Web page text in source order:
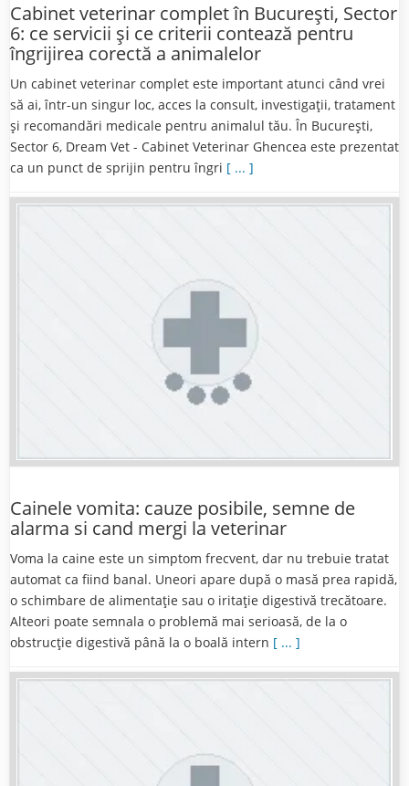
Cabinet veterinar complet în București, Sector
6: ce servicii și ce criterii contează pentru
îngrijirea corectă a animalelor
Un cabinet veterinar complet este important atunci când vrei
să ai, într-un singur loc, acces la consult, investigații, tratament
și recomandări medicale pentru animalul tău. În București,
Sector 6, Dream Vet - Cabinet Veterinar Ghencea este prezentat
ca un punct de sprijin pentru îngri [ ... ]
Cainele vomita: cauze posibile, semne de
alarma si cand mergi la veterinar
Voma la caine este un simptom frecvent, dar nu trebuie tratat
automat ca fiind banal. Uneori apare după o masă prea rapidă,
o schimbare de alimentație sau o iritație digestivă trecătoare.
Alteori poate semnala o problemă mai serioasă, de la o
obstrucție digestivă până la o boală intern [ ... ]